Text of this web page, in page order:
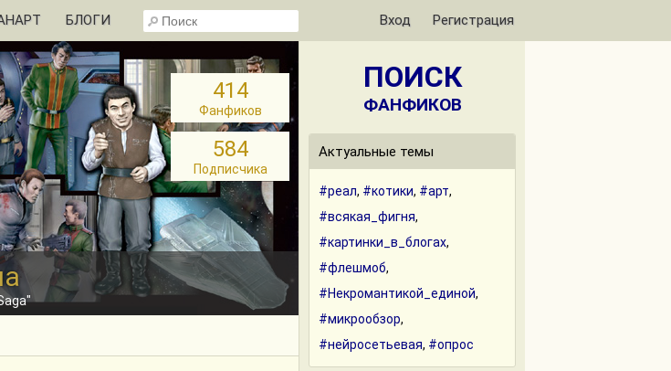
БЛОГИ Вход Регистрация
414
Фанфиков
584
Подписчика
ПОИСК
ФАНФИКОВ
Актуальные темы
#реал, #котики, #арт,
#всякая_фигня,
#картинки_в_блогах,
#флешмоб,
#Некромантикой_единой,
#микрообзор,
#нейросетьевая, #опрос